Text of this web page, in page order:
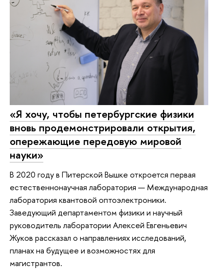
«Я хочу, чтобы петербургские физики
вновь продемонстрировали открытия,
опережающие передовую мировой
науки»
В 2020 году в Питерской Вышке откроется первая
естественнонаучная лаборатория — Международная
лаборатория квантовой оптоэлектроники.
Заведующий департаментом физики и научный
руководитель лаборатории Алексей Евгеньевич
Жуков рассказал о направлениях исследований,
планах на будущее и возможностях для
магистрантов.